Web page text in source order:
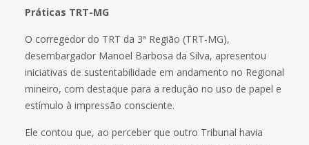
Práticas TRT-MG
O corregedor do TRT da 3ª Região (TRT-MG),
desembargador Manoel Barbosa da Silva, apresentou
iniciativas de sustentabilidade em andamento no Regional
mineiro, com destaque para a redução no uso de papel e
estímulo à impressão consciente.
Ele contou que, ao perceber que outro Tribunal havia